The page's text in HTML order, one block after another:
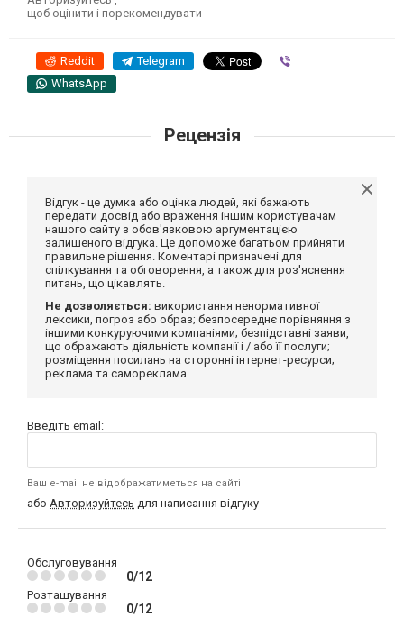
щоб оцінити і порекомендувати
Reddit Telegram
WhatsApp
Рецензія
Відгук - це думка або оцінка людей, які бажають
передати досвід або враження іншим користувачам
нашого сайту з обов'язковою аргументацією
залишеного відгука. Це допоможе багатьом прийняти
правильне рішення. Коментарі призначені для
спілкування та обговорення, а також для роз'яснення
питань, що цікавлять.
Не дозволяється: використання ненормативної
лексики, погроз або образ; безпосереднє порівняння з
іншими конкуруючими компаніями; безпідставні заяви,
що ображають діяльність компанії і / або її послуги;
розміщення посилань на сторонні інтернет-ресурси;
реклама та самореклама.
Введіть email:
Ваш e-mail не відображатиметься на сайті
або Авторизуйтесь для написання відгуку
Обслуговування
0/12
Розташування
0/12